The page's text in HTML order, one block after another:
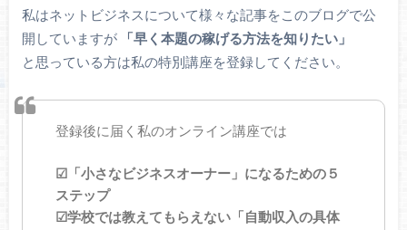
私はネットビジネスについて様々な記事をこのブログで公
開していますが
「早く本題の稼げる方法を知りたい」
と思っている方は私の特別講座を登録してください。
登録後に届く私のオンライン講座では
☑「小さなビジネスオーナー」になるための５
ステップ
☑学校では教えてもらえない「自動収入の具体